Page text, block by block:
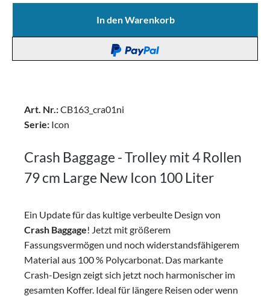
In den Warenkorb
Art. Nr.:CB163_cra01ni
Serie: Icon
Crash Baggage - Trolley mit 4 Rollen
79 cm Large New Icon 100 Liter
Ein Update für das kultige verbeulte Design von
Crash Baggage! Jetzt mit größerem
Fassungsvermögen und noch widerstandsfähigerem
Material aus 100 % Polycarbonat. Das markante
Crash-Design zeigt sich jetzt noch harmonischer im
gesamten Koffer. Ideal für längere Reisen oder wenn